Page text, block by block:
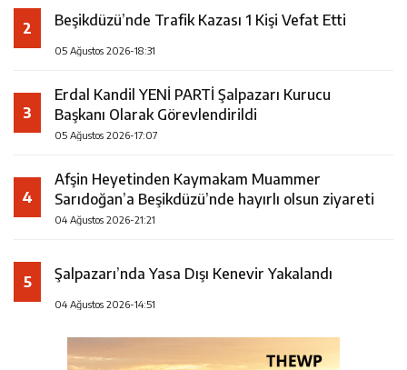
2 Beşikdüzü’nde Trafik Kazası 1 Kişi Vefat Etti
05 Ağustos 2026-18:31
3
Erdal Kandil YENİ PARTİ Şalpazarı Kurucu
Başkanı Olarak Görevlendirildi
05 Ağustos 2026-17:07
4
Afşin Heyetinden Kaymakam Muammer
Sarıdoğan’a Beşikdüzü’nde hayırlı olsun ziyareti
04 Ağustos 2026-21:21
5 Şalpazarı’nda Yasa Dışı Kenevir Yakalandı
04 Ağustos 2026-14:51